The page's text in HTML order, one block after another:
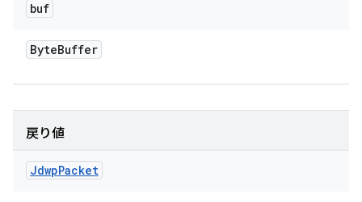
buf
ByteBuffer
戻り値
JdwpPacket